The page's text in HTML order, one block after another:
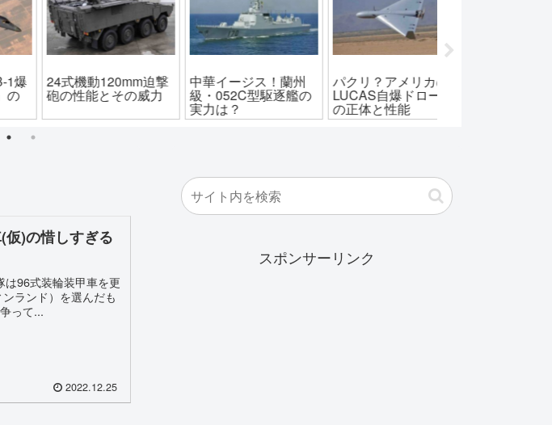
パクリ？アメリカの
LUCAS自爆ドローン
しらね型との違い
は？「はるな型」護
衛艦が果たした役目
化け物エリートた
ち？第1空挺団のヤバ
イ強さと伝説
仮)の惜しすぎる
は96式装輪装甲車を更
ランド）を選んだも
って...
2022.12.25
スポンサーリンク